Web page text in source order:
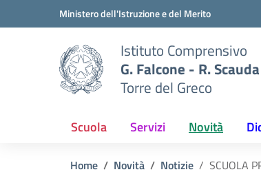
Vai ai contenuti
Vai al menu di navigazioneMinistero dell'Istruzione e del Merito
Istituto Comprensivo
G. Falcone - R. Scauda
Torre del Greco
Scuola Servizi Novità
Home Novità Notizie SCUOLA